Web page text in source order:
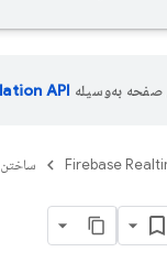
صفحه به‌وسیله
Firebase ساختن